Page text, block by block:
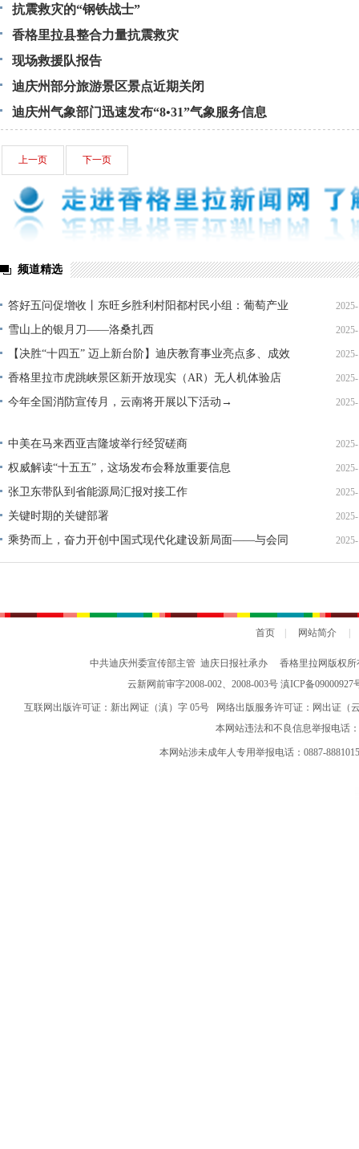
报女记者们放下了为人妻、为母亲、为人女儿的柔情，义无
那片被天灾摧残的土地。
抗震救灾的“钢铁战士”
香格里拉县整合力量抗震救灾
现场救援队报告
迪庆州部分旅游景区景点近期关闭
迪庆州气象部门迅速发布“8•31”气象服务信息
上一页 下一页
频道精选
答好五问促增收丨东旺乡胜利村阳都村民小组：葡萄产业
铺就“甜蜜”增收路
雪山上的银月刀——洛桑扎西
【决胜“十四五” 迈上新台阶】迪庆教育事业亮点多、成效
显——培根铸魂育桃李
香格里拉市虎跳峡景区新开放现实（AR）无人机体验店
今年全国消防宣传月，云南将开展以下活动→
中美在马来西亚吉隆坡举行经贸磋商
权威解读“十五五”，这场发布会释放重要信息
张卫东带队到省能源局汇报对接工作
关键时期的关键部署
乘势而上，奋力开创中国式现代化建设新局面——与会同
志谈贯彻落实党的二十届四中全会精神